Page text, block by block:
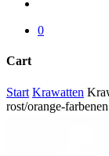
0
Cart
Close
Cart
Start Krawatten
rost/orange-